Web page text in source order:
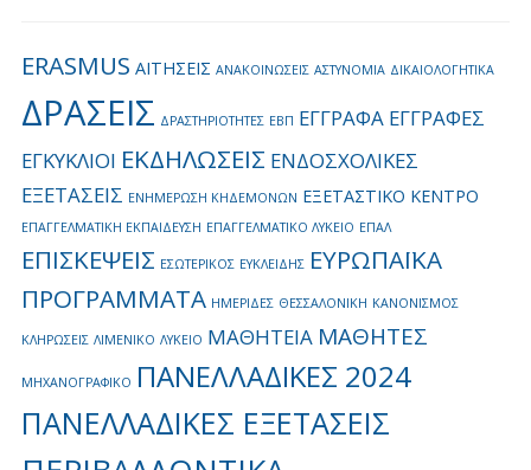
ERASMUS ΑΙΤΗΣΕΙΣ ΑΝΑΚΟΙΝΩΣΕΙΣ ΑΣΤΥΝΟΜΙΑ ΔΙΚΑΙΟΛΟΓΗΤΙΚΑ
ΔΡΑΣΕΙΣ ΔΡΑΣΤΗΡΙΟΤΗΤΕΣ ΕΒΠ ΕΓΓΡΑΦΑ ΕΓΓΡΑΦΕΣ
ΕΓΚΥΚΛΙΟΙ ΕΚΔΗΛΩΣΕΙΣ ΕΝΔΟΣΧΟΛΙΚΕΣ
ΕΞΕΤΑΣΕΙΣ ΕΝΗΜΕΡΩΣΗ ΚΗΔΕΜΟΝΩΝ ΕΞΕΤΑΣΤΙΚΟ ΚΕΝΤΡΟ
ΕΠΑΓΓΕΛΜΑΤΙΚΗ ΕΚΠΑΙΔΕΥΣΗ ΕΠΑΓΓΕΛΜΑΤΙΚΟ ΛΥΚΕΙΟ ΕΠΑΛ
ΕΠΙΣΚΕΨΕΙΣ ΕΣΩΤΕΡΙΚΟΣ ΕΥΚΛΕΙΔΗΣ ΕΥΡΩΠΑΪΚΑ
ΠΡΟΓΡΑΜΜΑΤΑ ΗΜΕΡΙΔΕΣ ΘΕΣΣΑΛΟΝΙΚΗ ΚΑΝΟΝΙΣΜΟΣ
ΚΛΗΡΩΣΕΙΣ ΛΙΜΕΝΙΚΟ ΛΥΚΕΙΟ ΜΑΘΗΤΕΙΑ ΜΑΘΗΤΕΣ
ΜΗΧΑΝΟΓΡΑΦΙΚΟ ΠΑΝΕΛΛΑΔΙΚΕΣ 2024
ΠΑΝΕΛΛΑΔΙΚΕΣ ΕΞΕΤΑΣΕΙΣ